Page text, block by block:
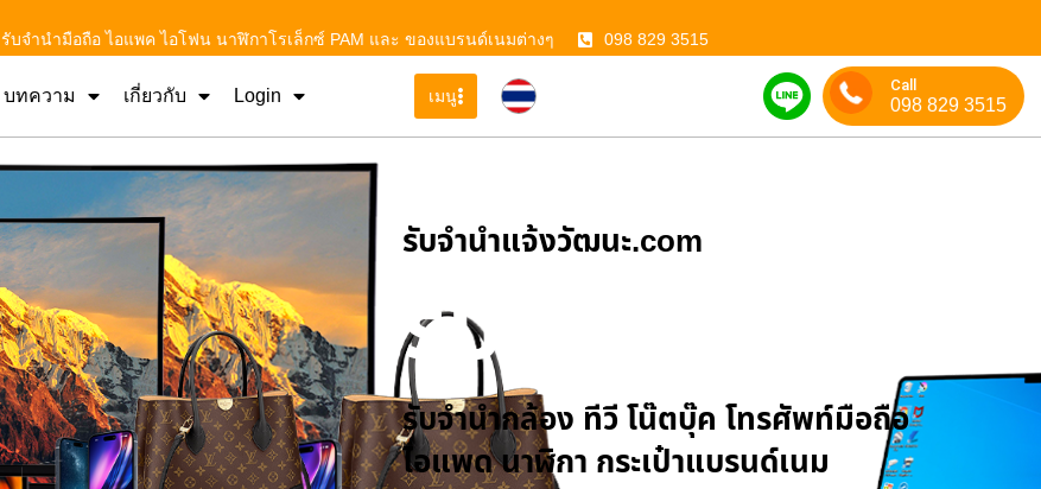
รับจำนำมือถือ ไอแพค ไอโฟน นาฬิกาโรเล็กซ์ PAM และ ของแบรนด์เนมต่างๆ 098 829 3515
บทความ เกี่ยวกับ Login เมนู
Call
098 829 3515
รับจํานําแจ้งวัฒนะ.com
รับจำนำสินค้าไอที
รับจำนำกล้อง ทีวี โน๊ตบุ๊ค โทรศัพท์มือถือ
ไอแพด นาฬิกา กระเป๋าแบรนด์เนม